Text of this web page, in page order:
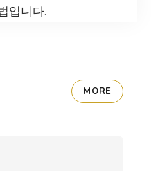
입니다.
MORE